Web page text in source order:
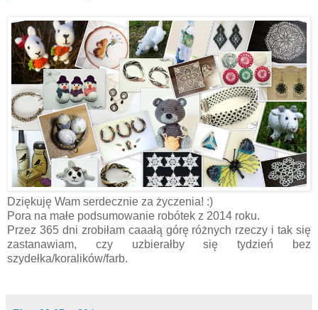
Dziękuję Wam serdecznie za życzenia! :)
Pora na małe podsumowanie robótek z 2014 roku.
Przez 365 dni zrobiłam caaałą górę różnych rzeczy i tak się
zastanawiam, czy uzbierałby się tydzień bez
szydełka/koralików/farb.